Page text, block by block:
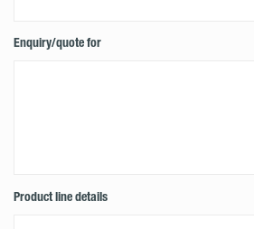
Enquiry/quote for
Product line details